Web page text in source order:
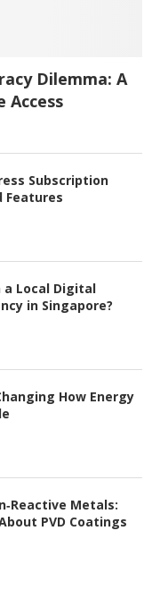
Dilemma: A
Access
Subscription
Features
a Local Digital
in Singapore?
How Energy
Metals:
PVD Coatings